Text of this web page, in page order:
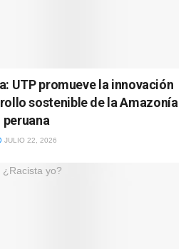
UTP promueve la innovación
sostenible de la Amazonía
peruana
JULIO 22, 2026